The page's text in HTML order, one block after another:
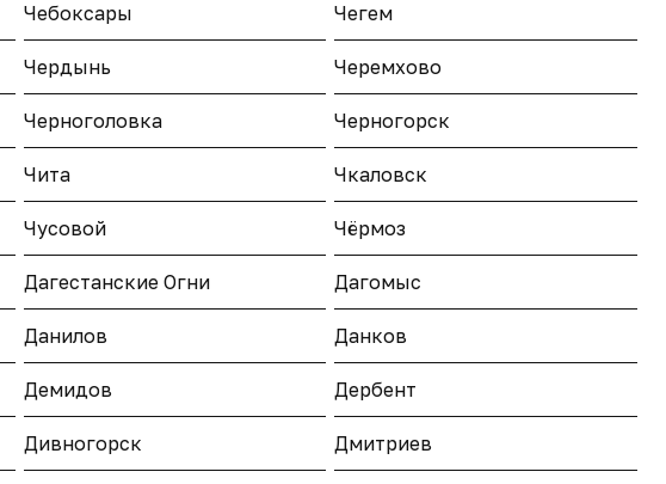
Чебоксары Чегем
Чердынь Черемхово
Черноголовка Черногорск
Чита Чкаловск
Чусовой Чёрмоз
Дагестанские Огни Дагомыс
Данилов Данков
Демидов Дербент
Дивногорск Дмитриев